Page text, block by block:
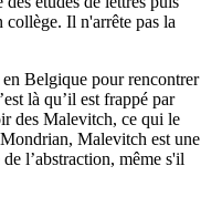
collège. Il n'arrête pas la
Belgique pour rencontrer
là qu’il est frappé par
des Malevitch, ce qui le
Malevitch est une
l’abstraction, même s'il